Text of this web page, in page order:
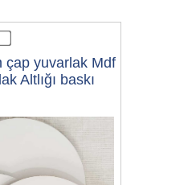
çap yuvarlak Mdf
Altlığı baskı